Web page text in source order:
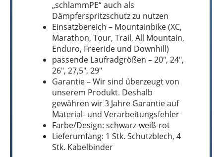
„schlammPE“ auch als
Dämpferspritzschutz zu nutzen
Einsatzbereich – Mountainbike (XC,
Marathon, Tour, Trail, All Mountain,
Enduro, Freeride und Downhill)
passende Laufradgrößen – 20", 24",
26", 27,5", 29"
Garantie – Wir sind überzeugt von
unserem Produkt. Deshalb
gewähren wir 3 Jahre Garantie auf
Material- und Verarbeitungsfehler
Farbe/Design: schwarz-weiß-rot
Lieferumfang: 1 Stk. Schutzblech, 4
Stk. Kabelbinder